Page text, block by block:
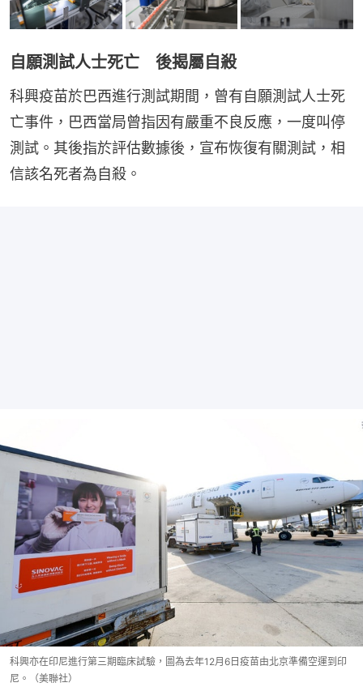
自願測試人士死亡 後揭屬自殺
科興疫苗於巴西進行測試期間，曾有自願測試人士死
亡事件，巴西當局曾指因有嚴重不良反應，一度叫停
測試。其後指於評估數據後，宣布恢復有關測試，相
信該名死者為自殺。
科興亦在印尼進行第三期臨床試驗，圖為去年12月6日疫苗由北京準備空運到印
尼。（美聯社）